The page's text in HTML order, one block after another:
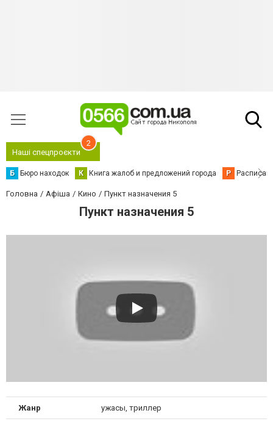
Наші спецпроєкти
2
Б Бюро находок К Книга жалоб и предложений города Р
Головна Афіша Кино Пункт назначения 5
Пункт назначения 5
Жанр ужасы, триллер